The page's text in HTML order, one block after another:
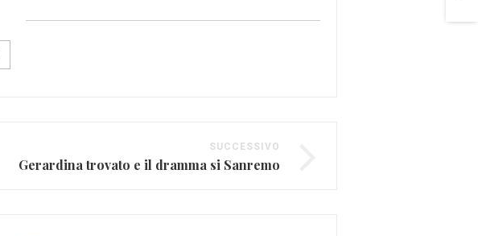
SUCCESSIVO
Gerardina trovato e il dramma si Sanremo